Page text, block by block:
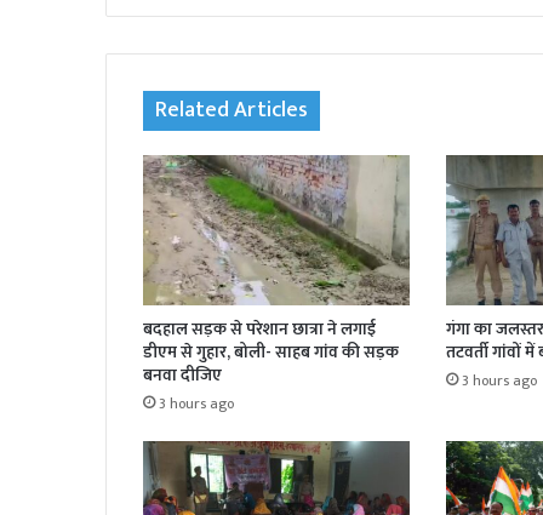
Related Articles
बदहाल सड़क से परेशान छात्रा ने लगाई
डीएम से गुहार, बोली- साहब गांव की सड़क
बनवा दीजिए
3 hours ago
गंगा का
तटवर्ती गांवों
3 hours ago